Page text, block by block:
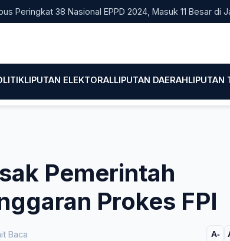
38 Nasional EPPD 2024, Masuk 11 Besar di Jatim
LIPUTAN ELEKTORALLIPUTAN DAERAHLIPUTAN
Pemerintah
Prokes FPI
Baca A-